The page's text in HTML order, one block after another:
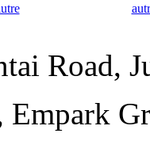
Road,
Empark